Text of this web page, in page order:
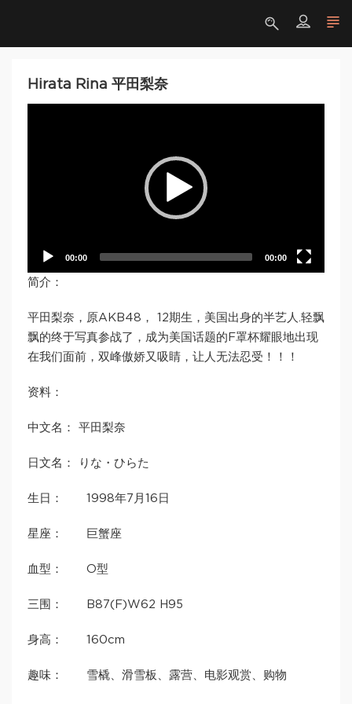
Hirata Rina 平田梨奈
00:00 00:00
简介：
平田梨奈，原AKB48， 12期生，美国出身的半艺人.轻飘
飘的终于写真参战了，成为美国话题的F罩杯耀眼地出现
在我们面前，双峰傲娇又吸睛，让人无法忍受！！！
资料：
中文名： 平田梨奈
日文名： りな・ひらた
生日： 1998年7月16日
星座： 巨蟹座
血型： O型
三围： B87(F)W62 H95
身高： 160cm
趣味： 雪橇、滑雪板、露营、电影观赏、购物